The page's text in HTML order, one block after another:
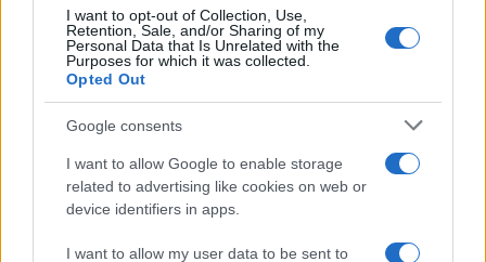
I want to opt-out of Collection, Use,
Retention, Sale, and/or Sharing of my
Personal Data that Is Unrelated with the
Purposes for which it was collected.
Opted Out
Google consents
I want to allow Google to enable storage
related to advertising like cookies on web or
device identifiers in apps.
I want to allow my user data to be sent to
NIEUWS